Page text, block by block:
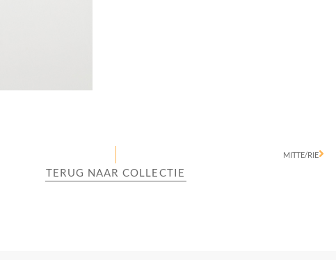
MITTE/RIE
TERUG NAAR COLLECTIE